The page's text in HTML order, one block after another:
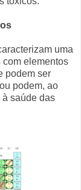
uma
com elementos
podem ser
podem, ao
à saúde das